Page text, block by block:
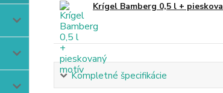
Krígel Bamberg 0,5 l +
Kompletné špecifikácie